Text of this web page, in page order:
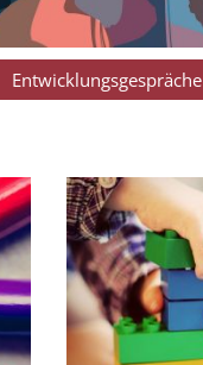
Entwicklungsgespräche